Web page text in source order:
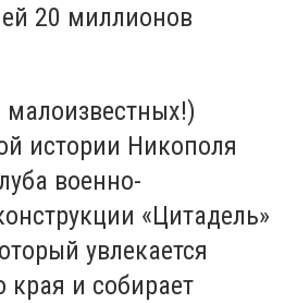
20 миллионов
истории Никополя
военно-
«Цитадель»
увлекается
края и собирает